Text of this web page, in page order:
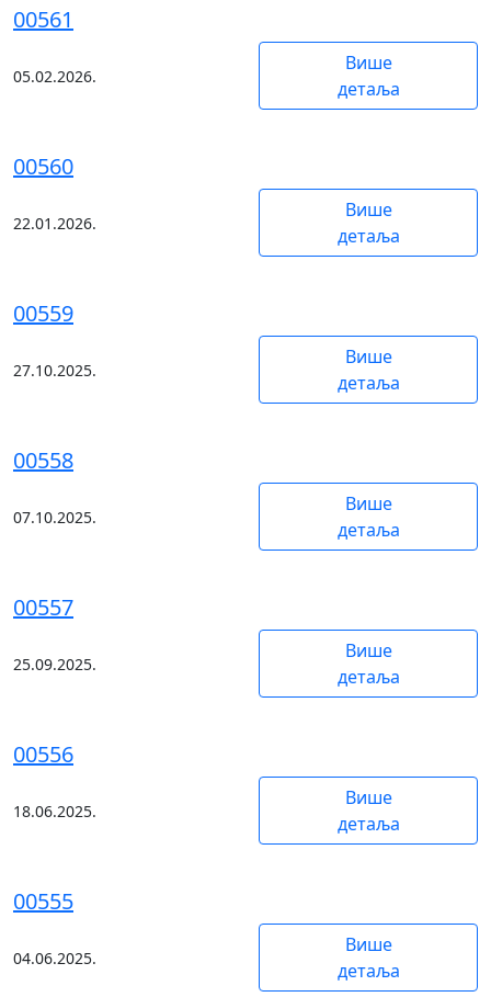
00561
05.02.2026.
Више
детаља
00560
22.01.2026.
Више
детаља
00559
27.10.2025.
Више
детаља
00558
07.10.2025.
Више
детаља
00557
25.09.2025.
Више
детаља
00556
18.06.2025.
Више
детаља
00555
04.06.2025.
Више
детаља